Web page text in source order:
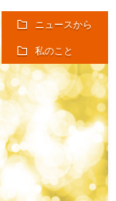
芽
育
と
ニュースから
私のこと